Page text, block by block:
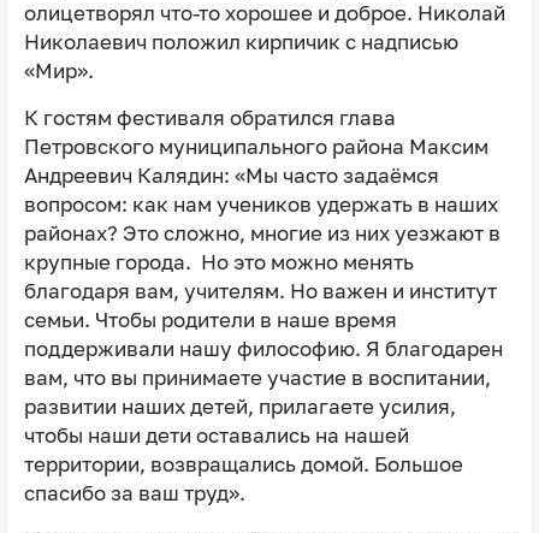
олицетворял что-то хорошее и доброе. Николай
Николаевич положил кирпичик с надписью
«Мир».
К гостям фестиваля обратился глава
Петровского муниципального района Максим
Андреевич Калядин: «Мы часто задаёмся
вопросом: как нам учеников удержать в наших
районах? Это сложно, многие из них уезжают в
крупные города. Но это можно менять
благодаря вам, учителям. Но важен и институт
семьи. Чтобы родители в наше время
поддерживали нашу философию. Я благодарен
вам, что вы принимаете участие в воспитании,
развитии наших детей, прилагаете усилия,
чтобы наши дети оставались на нашей
территории, возвращались домой. Большое
спасибо за ваш труд».